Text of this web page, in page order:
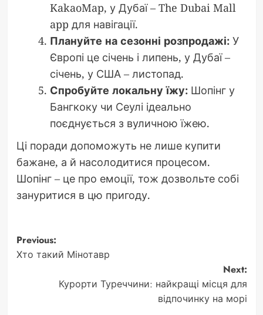
KakaoMap, у Дубаї – The Dubai Mall
app для навігації.
Плануйте на сезонні розпродажі:У
Європі це січень і липень, у Дубаї –
січень, у США – листопад.
Спробуйте локальну їжу:Шопінг у
Бангкоку чи Сеулі ідеально
поєднується з вуличною їжею.
Ці поради допоможуть не лише купити
бажане, а й насолодитися процесом.
Шопінг – це про емоції, тож дозвольте собі
зануритися в цю пригоду.
Post
navigation
Previous:
Хто такий Мінотавр
Next:
Курорти Туреччини: найкращі місця для
відпочинку на морі